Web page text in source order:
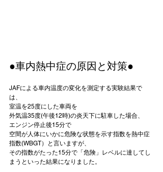
●車内熱中症の原因と対策●
JAFによる車内温度の変化を測定する実験結果で
は、
室温を25度にした車両を
外気温35度(午後12時)の炎天下に駐車した場合、
エンジン停止後15分で
空間が人体にいかに危険な状態を示す指数を熱中症
指数(WBGT）と言いますが、
その指数がたった15分で「危険」レベルに達してし
まうといった結果になりました。